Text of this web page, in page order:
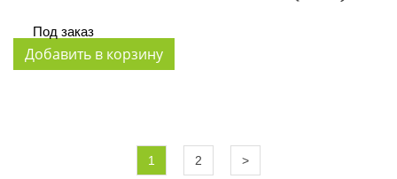
Под заказ
1 2 >